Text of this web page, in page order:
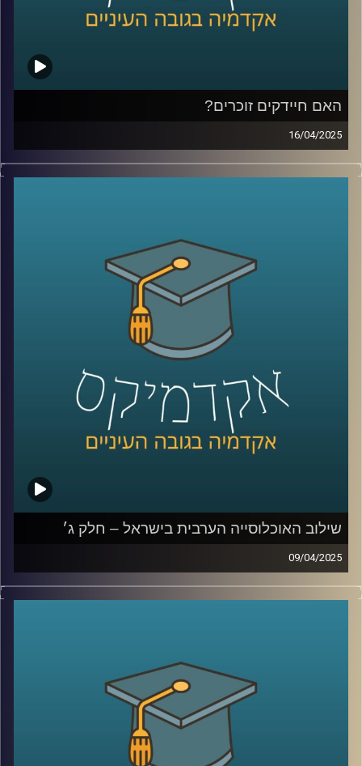
קרדיט תמונות:AudioVersity
האם חיידקים זוכרים?
16/04/2025
בגופנו חיים כ-40 טריליון חיידקים, אבל רק בשנים האחרונות
אנחנו מתחילים להבין עד כמה הם חכמים. מחקרים מגלים
בפרק הזה נגלה איך היצורים הזעירים הללו, שנחשבו בעבר
לפשוטים, בעצם חיים כחברה מתוחכמת, משתפים פעולה
ואפילו מקריבים את עצמם – וכל זה עשוי להוביל למהפכה
בפרק זה זכיתי לארח את ד"ר אילנה קולודקין-גל, מרצה בכירה
וחברת פקולטה בתחום המיקרוביולוגיה, ביולוגיה סינטטית
וביוטכנולוגיה. אילנה שואפת להבין את התנהגות התאים
הבודדים והקהילה הנוצרת בידי מיקרואורגניזמים. קבוצתה
מתאפיינת בגישה משלבת הכוללת אנליזות מתחומי הכימיה,
ביולוגיה של התא, גנטיקה וביולוגיה סינטטית.
קרדיט תמונות:AudioVersity
שילוב האוכלוסייה הערבית בישראל – חלק ג׳
09/04/2025
בפרק הקודם דיברנו על מוביליות חברתית, השכלה, מי הולך
ללמוד יותר גברים ערביים או נשים ערביות, למה פעם גבריים
ולמה האוכלוסייה הערבית לא יודעת עברית?
בפרק הזה נדבר יותר על אלימות ופשיעה בחברה הערבית, מה
קרה בקורונה, למה אין מהומות כמו שהיו בשומר החומות,
תופעת הצעירים חסרי המעש , מה צריך לקרות כדי להתחיל שיח
בין האוכלוסיות השונות והאם יש מקום לאופטימיות בעתיד?